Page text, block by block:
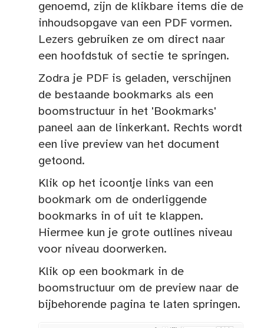
genoemd, zijn de klikbare items die de
inhoudsopgave van een PDF vormen.
Lezers gebruiken ze om direct naar
een hoofdstuk of sectie te springen.
Zodra je PDF is geladen, verschijnen
de bestaande bookmarks als een
boomstructuur in het 'Bookmarks'
paneel aan de linkerkant. Rechts wordt
een live preview van het document
getoond.
Klik op het icoontje links van een
bookmark om de onderliggende
bookmarks in of uit te klappen.
Hiermee kun je grote outlines niveau
voor niveau doorwerken.
Klik op een bookmark in de
boomstructuur om de preview naar de
bijbehorende pagina te laten springen.